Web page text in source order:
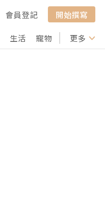
會員登記
開始撰寫
生活 寵物 行山 打卡
更多